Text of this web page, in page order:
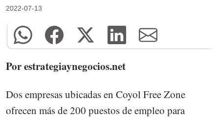
2022-07-13
Por estrategiaynegocios.net
Dos empresas ubicadas en Coyol Free Zone
ofrecen más de 200 puestos de empleo para